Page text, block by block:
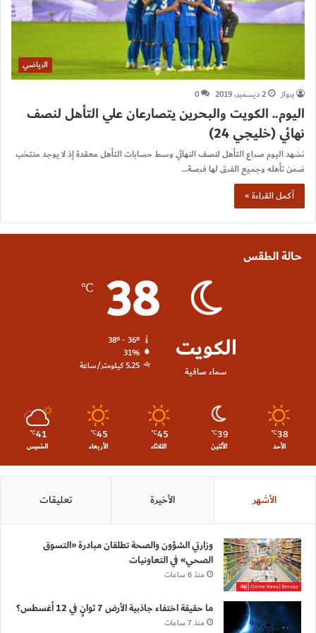
الرياضي
برواز
2 ديسمبر، 2019 0
اليوم.. الكويت والبحرين يتصارعان علي التأهل لنصف
نهائي (خليجي 24)
نشهد اليوم صراع التأهل لنصف النهائي وسط حسابات التأهل معقدة إذ لا يوجد منتخب
ضمن تأهله وجميع الفرق لها فرصة…
أكمل القراءة »
حالة الطقس
الكويت
سماء صافية
38
℃
38º - 36º
31%
5.25 كيلومتر/ساعة
38
℃
الأحد
39
℃
الأثنين
45
℃
الثلاثاء
45
℃
الأربعاء
41
℃
الخميس
الأشهر الأخيرة تعليقات
وزارتي الشؤون والصحة تطلقان مبادرة «التسوق
الصحي» في التعاونيات
منذ 6 ساعات
ما حقيقة اختفاء جاذبية الأرض 7 ثوانٍ في 12 أغسطس؟
منذ 7 ساعات